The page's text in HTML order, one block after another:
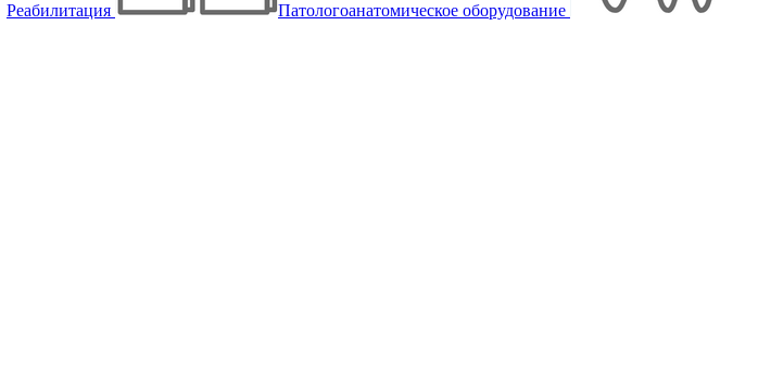
Реабилитация
Патологоанатомическое оборудование